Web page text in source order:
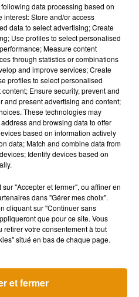
durable". Il sera mis en
selon le registre national des
la Santé, consulté par les
semaines la production
et"plusieurs millions"dès le
sort enfin le remix de « Love
» avec Kylie Minogue
Amélie Lens dévoilent leur
data processing based on
Store and/or access
data to select advertising; Create
Use profiles to select personalised
Measure content
through statistics or combinations
and improve services; Create
profiles to select personalised
Ensure security, prevent and
and present advertising and content;
These technologies may
and browsing data to offer
based on information actively
data; Match and combine data from
Identify devices based on
"Accepter et fermer", ou affiner en
dans "Gérer mes choix".
cliquant sur "Continuer sans
que pour ce site. Vous
retirer votre consentement à tout
situé en bas de chaque page.
et fermer